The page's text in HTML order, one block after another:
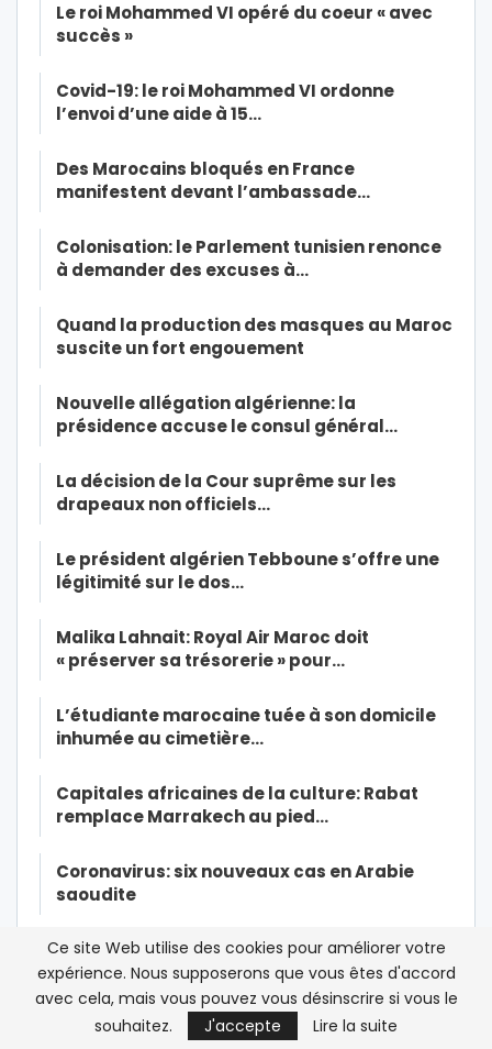
Le roi Mohammed VI opéré du coeur « avec
succès »
Covid-19: le roi Mohammed VI ordonne
l’envoi d’une aide à 15…
Des Marocains bloqués en France
manifestent devant l’ambassade…
Colonisation: le Parlement tunisien renonce
à demander des excuses à…
Quand la production des masques au Maroc
suscite un fort engouement
Nouvelle allégation algérienne: la
présidence accuse le consul général…
La décision de la Cour suprême sur les
drapeaux non officiels…
Le président algérien Tebboune s’offre une
légitimité sur le dos…
Malika Lahnait: Royal Air Maroc doit
« préserver sa trésorerie » pour…
L’étudiante marocaine tuée à son domicile
inhumée au cimetière…
Capitales africaines de la culture: Rabat
remplace Marrakech au pied…
Coronavirus: six nouveaux cas en Arabie
saoudite
France-Un cinquième cas suspect de
coronavirus identifié
Première transmission du nouveau
Ce site Web utilise des cookies pour améliorer votre
expérience. Nous supposerons que vous êtes d'accord
avec cela, mais vous pouvez vous désinscrire si vous le
souhaitez.
J'accepte Lire la suite